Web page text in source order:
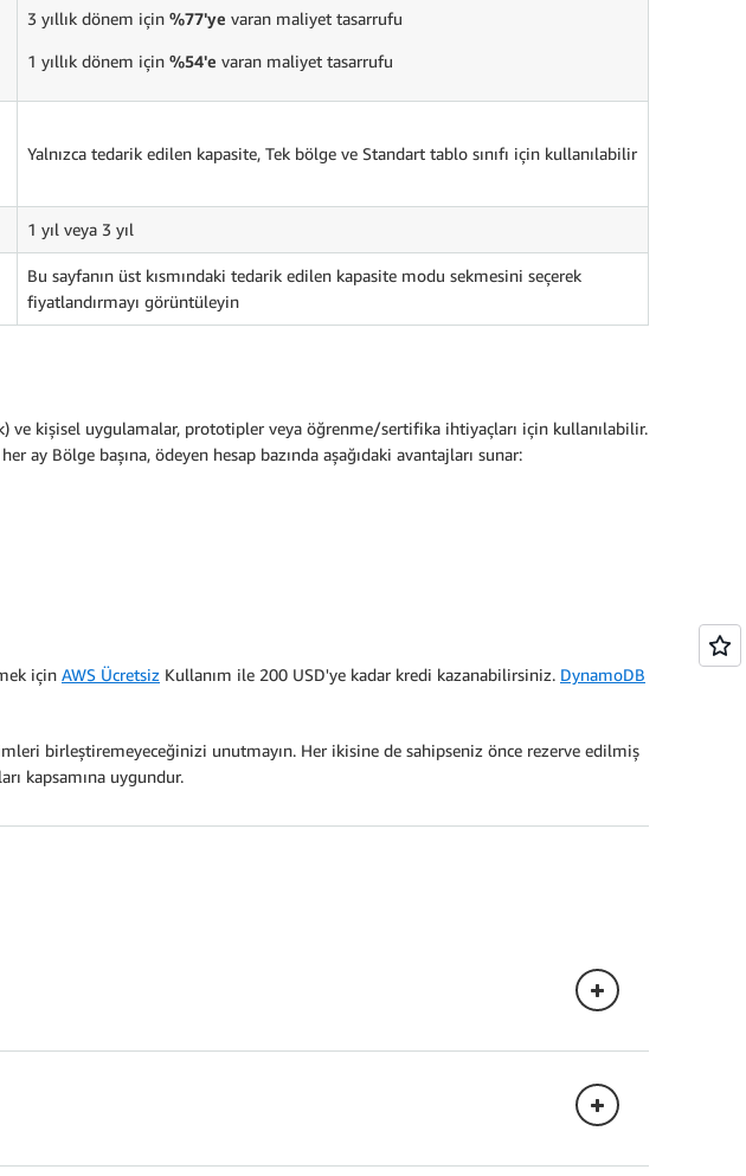
3 yıllık dönem için %77'ye varan maliyet tasarrufu
1 yıllık dönem için %54'e varan maliyet tasarrufu
Yalnızca tedarik edilen kapasite, Tek bölge ve Standart tablo sınıfı için kullanılabilir
1 yıl veya 3 yıl
Bu sayfanın üst kısmındaki tedarik edilen kapasite modu sekmesini seçerek
fiyatlandırmayı görüntüleyin
ve kişisel uygulamalar, prototipler veya öğrenme/sertifika ihtiyaçları için kullanılabilir.
ay Bölge başına, ödeyen hesap bazında aşağıdaki avantajları sunar:
için AWS Ücretsiz Kullanım ile 200 USD'ye kadar kredi kazanabilirsiniz. DynamoDB
birleştiremeyeceğinizi unutmayın. Her ikisine de sahipseniz önce rezerve edilmiş
kapsamına uygundur.